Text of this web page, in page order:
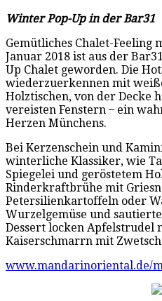
Winter Pop-Up in der Bar31
Gemütliches Chalet-Feeling
Januar 2018 ist aus der
Up Chalet geworden. Die
wiederzuerkennen mit
Holztischen, von der Decke
vereisten Fenstern ̶̶ ein
Herzen Münchens.
Bei Kerzenschein und
winterliche Klassiker, wie
Spiegelei und geröstetem
Rinderkraftbrühe mit
Petersilienkartoffeln oder
Wurzelgemüse und
Dessert locken Apfelstrudel
Kaiserschmarrn mit
www.mandarinoriental.de/